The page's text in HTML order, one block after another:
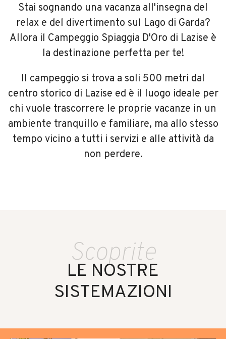
Stai sognando una vacanza all'insegna del
relax e del divertimento sul Lago di Garda?
Allora il Campeggio Spiaggia D'Oro di Lazise è
la destinazione perfetta per te!
Il campeggio si trova a soli 500 metri dal
centro storico di Lazise ed è il luogo ideale per
chi vuole trascorrere le proprie vacanze in un
ambiente tranquillo e familiare, ma allo stesso
tempo vicino a tutti i servizi e alle attività da
non perdere.
LE NOSTRE
SISTEMAZIONI
Scoprite